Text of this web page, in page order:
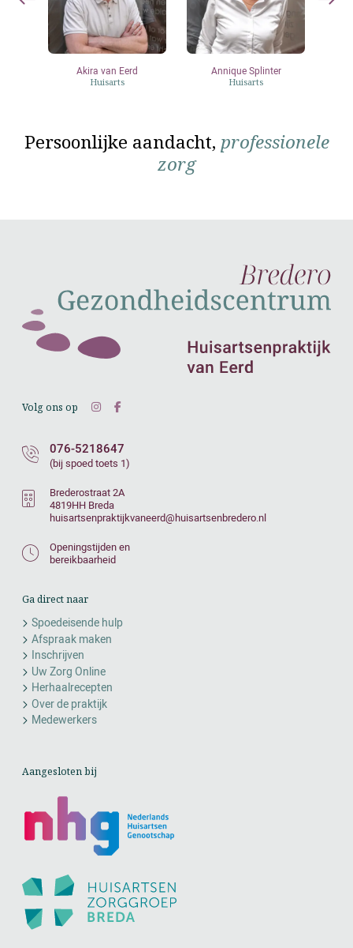
Akira van Eerd
Huisarts
Annique Splinter
Huisarts
Persoonlijke aandacht, professionele
zorg
Volg ons op
076-5218647
(bij spoed toets 1)
Brederostraat 2A
4819HH Breda
huisartsenpraktijkvaneerd@huisartsenbredero.nl
Openingstijden en
bereikbaarheid
Ga direct naar
Spoedeisende hulp
Afspraak maken
Inschrijven
Uw Zorg Online
Herhaalrecepten
Over de praktijk
Medewerkers
Aangesloten bij